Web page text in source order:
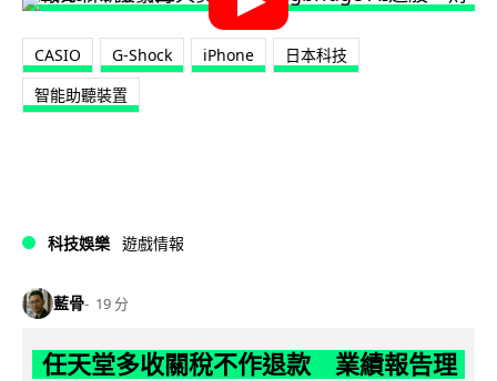
CASIO G-Shock iPhone
日本科技
智能助聽裝置
科技娛樂 遊戲情報
藍骨 19 分
任天堂多收關稅不作退款 業績報告理